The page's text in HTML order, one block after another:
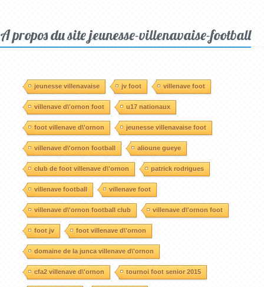
A propos du site jeunesse-villenavaise-football
jeunesse villenavaise jv foot villenave foot
villenave d\'ornon foot u17 nationaux
foot villenave d\'ornon jeunesse villenavaise foot
villenave d\'ornon football alioune gueye
club de foot villenave d\'ornon patrick rodrigues
villenave football villenave foot
villenave d\'ornon football club villenave d\'ornon foot
foot jv foot villenave d\'ornon
domaine de la junca villenave d\'ornon
cfa2 villenave d\'ornon tournoi foot senior 2015